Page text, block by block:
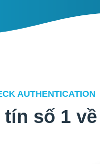
AUTHENTICATION
tín số 1